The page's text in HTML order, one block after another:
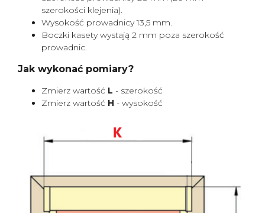
szerokości klejenia).
Wysokość prowadnicy 13,5 mm.
Boczki kasety wystają 2 mm poza szerokość
prowadnic.
Jak wykonać pomiary?
Zmierz wartość L - szerokość
Zmierz wartość H - wysokość